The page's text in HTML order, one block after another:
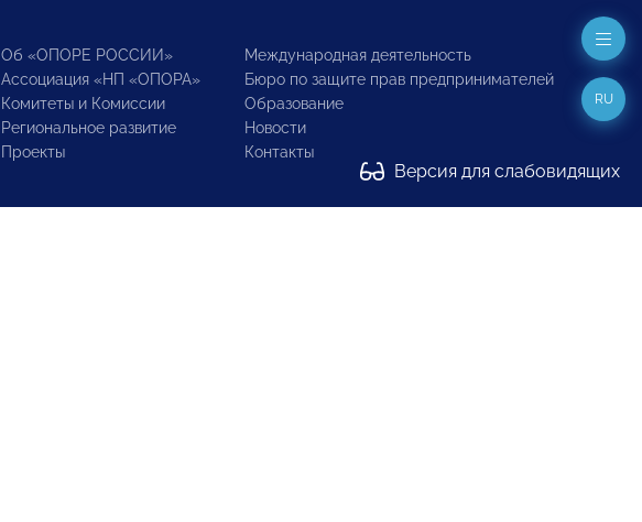
Об «ОПОРЕ РОССИИ»
Ассоциация «НП «ОПОРА»
Комитеты и Комиссии
Региональное развитие
Проекты
Международная деятельность
Бюро по защите прав предпринимателей
Образование
Новости
Контакты
Версия для слабовидящих
RU